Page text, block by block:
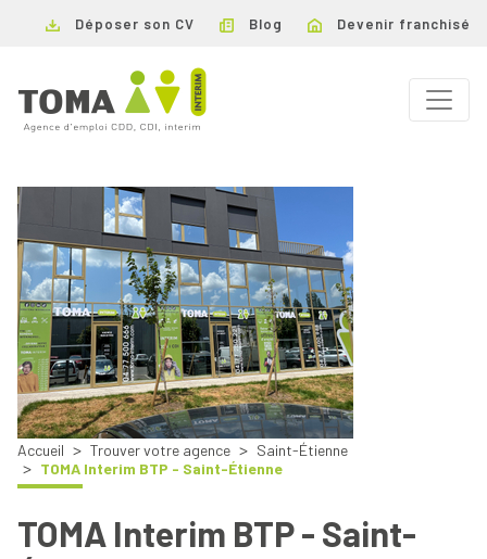
Déposer son CV Blog Devenir franchisé
Accueil Trouver votre agence
Saint-Étienne
TOMA Interim BTP - Saint-Étienne
TOMA Interim BTP - Saint-